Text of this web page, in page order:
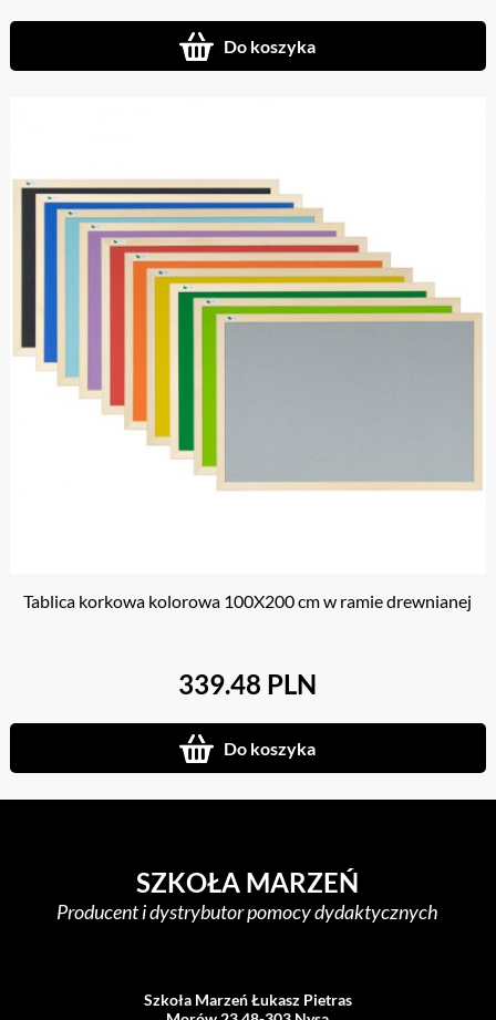
Do koszyka
Tablica korkowa kolorowa 100X200 cm w ramie drewnianej
339.48 PLN
Do koszyka
SZKOŁA MARZEŃ
Producent i dystrybutor pomocy dydaktycznych
Szkoła Marzeń Łukasz Pietras